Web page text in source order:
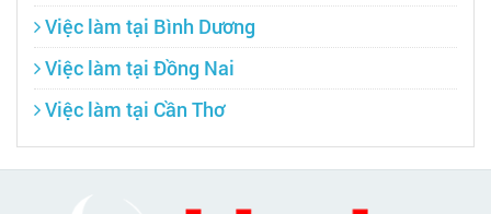
Việc làm tại Bình Dương
Việc làm tại Đồng Nai
Việc làm tại Cần Thơ